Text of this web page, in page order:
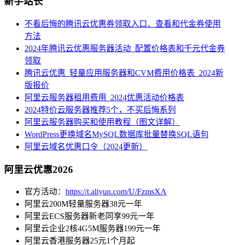
不看后悔的腾讯云优惠券领取入口、查看和代金券使用
方法
2024年腾讯云优惠服务器活动_配置价格表和千元代金券
领取
腾讯云优惠_轻量应用服务器和CVM费用价格表_2024新
版报价
阿里云服务器租用费用_2024优惠活动价格表
2024特价云服务器推荐5个，不买后悔系列
阿里云服务器购买和使用教程（图文详解）
WordPress更换域名MySQL数据库批量替换SQL语句
阿里云域名优惠口令（2024更新）
阿里云优惠2026
官方活动： https://t.aliyun.com/U/FzmsXA
阿里云200M轻量服务器38元一年
阿里云ECS服务器新老同享99元一年
阿里云企业2核4G5M服务器199元一年
阿里云香港服务器25元1个月起